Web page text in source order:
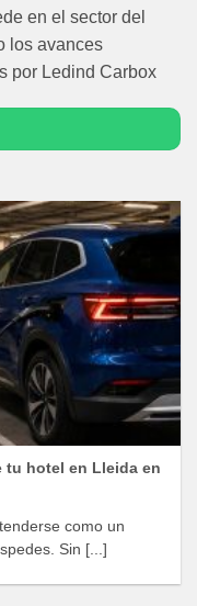
en el sector del
los avances
por Ledind Carbox
tu hotel en Lleida en
como un
Sin [...]